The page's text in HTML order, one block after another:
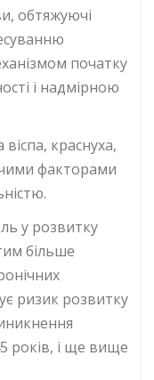
обтяжуючі
початку
і надмірною
віспа, краснуха,
факторами
у розвитку
більше
ризик розвитку
років, і ще вище